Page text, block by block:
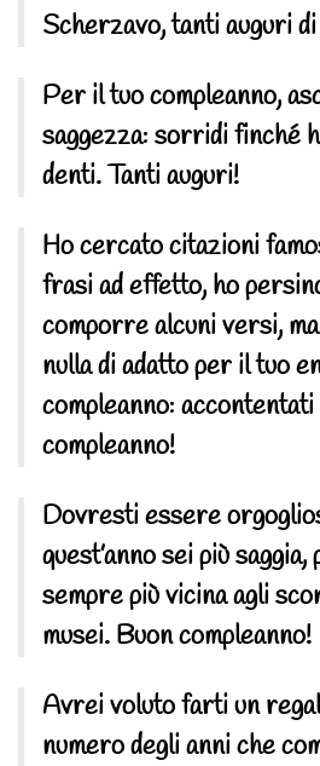
Scherzavo, tanti auguri
Per il tuo compleanno,
saggezza: sorridi finché
denti. Tanti auguri!
Ho cercato citazioni
frasi ad effetto, ho
comporre alcuni versi,
nulla di adatto per il tuo
compleanno:
compleanno!
Dovresti essere
quest’anno sei più
sempre più vicina agli
musei. Buon compleanno!
Avrei voluto farti un
numero degli anni che